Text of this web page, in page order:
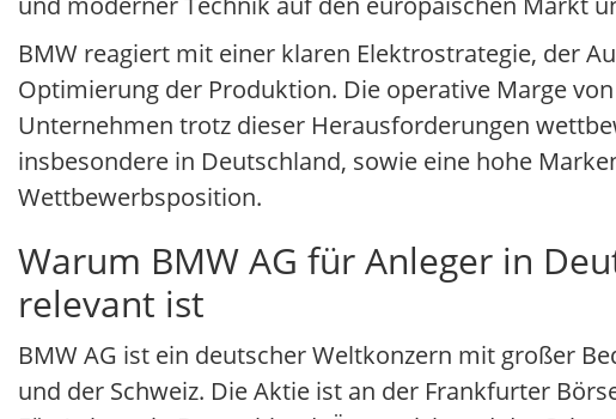
BMW reagiert mit einer klaren Elektrostrategie, der
Optimierung der Produktion. Die operative Marge
Unternehmen trotz dieser Herausforderungen
insbesondere in Deutschland, sowie eine hohe
Wettbewerbsposition.
Warum BMW AG für Anleger in
relevant ist
BMW AG ist ein deutscher Weltkonzern mit großer
und der Schweiz. Die Aktie ist an der Frankfurter